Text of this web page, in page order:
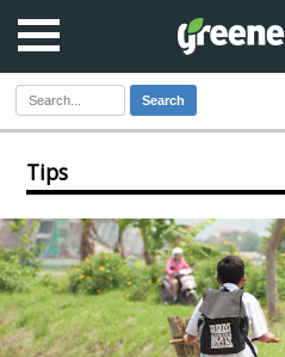
Search
Tips